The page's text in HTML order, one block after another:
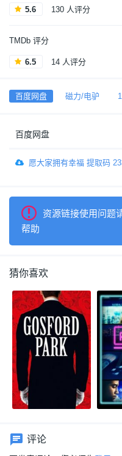
5.6 130 人评分
TMDb 评分
6.5 14 人评分
百度网盘 磁力/电驴
百度网盘
愿大家拥有幸福 提取码
资源链接使用问题
帮助
猜你喜欢
评论